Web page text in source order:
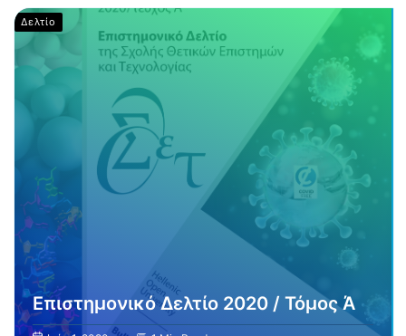
Δελτίο
Επιστημονικό Δελτίο 2020 / Τόμος Ά